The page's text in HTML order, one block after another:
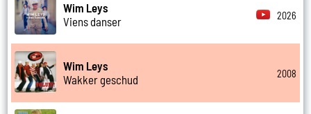
Wim Leys
Viens danser
2026
Wim Leys
Wakker geschud
2008